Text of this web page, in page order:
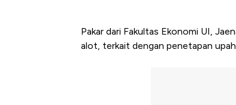
Pakar dari Fakultas Ekonomi UI,
alot, terkait dengan penetapan